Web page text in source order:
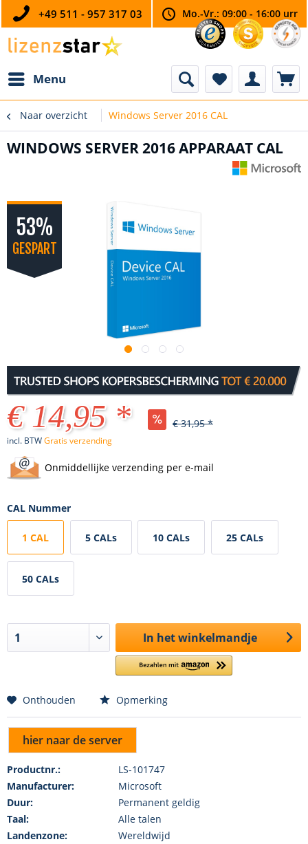
+49 511 - 957 317 03 Mo.-Vr.: 09:00 - 16:00 urr
Menu
Naar overzicht Windows Server 2016 CAL
WINDOWS SERVER 2016 APPARAAT CAL
53%
GESPART
€ 14,95 * € 31,95 *
incl. BTWGratis verzending
Onmiddellijke verzending per e-mail
CAL Nummer
1 CAL 5 CALs 10 CALs 25 CALs
50 CALs
In het winkelmandje
Onthouden Opmerking
hier naar de server
Productnr.:
LS-101747
Manufacturer:
Microsoft
Duur:
Permanent geldig
Taal:
Alle talen
Landenzone:
Wereldwijd